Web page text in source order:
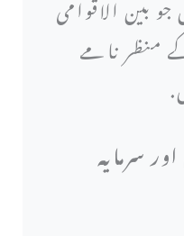
منظر نامے
سرمایہ